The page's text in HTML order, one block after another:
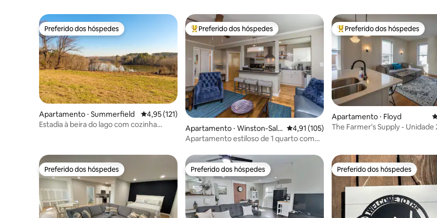
Preferido dos hóspedes
Preferido dos hóspedes
Apartamento ⋅ Summerfield 4,95 de uma avaliação média de 5, 121 avaliações
4,95 (121)
Estadia à beira do lago com cozinha
Entre os melhores preferidos dos hóspedes
Preferido dos hóspedes
Apartamento ⋅ Winston-Sale
m
4,91 de uma avaliação média de 5, 105
4,91 (105)
Apartamento estiloso de 1 quarto com
Entre os melhores preferidos
Preferido dos hóspedes
Apartamento ⋅ Floyd
The Farmer's Supply - Unidade
Preferido dos hóspedes
Preferido dos hóspedes Preferido dos hóspedes
Preferido dos hóspedes Preferido dos hóspedes
Preferido dos hóspedes